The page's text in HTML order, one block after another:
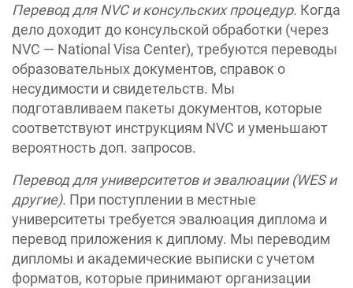
Перевод для NVC и консульских процедур. Когда
дело доходит до консульской обработки (через
NVC — National Visa Center), требуются переводы
образовательных документов, справок о
несудимости и свидетельств. Мы
подготавливаем пакеты документов, которые
соответствуют инструкциям NVC и уменьшают
вероятность доп. запросов.
Перевод для университетов и эвалюации (WES и
другие). При поступлении в местные
университеты требуется эвалюация диплома и
перевод приложения к диплому. Мы переводим
дипломы и академические выписки с учетом
форматов, которые принимают организации